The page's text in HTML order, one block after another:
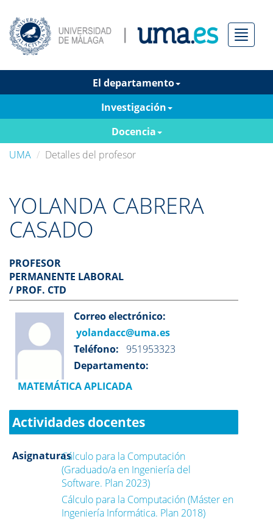
Menú
El departamento
Investigación
Docencia
UMA
Detalles del profesor
YOLANDA CABRERA
CASADO
PROFESOR
PERMANENTE LABORAL
/ PROF. CTD
Correo electrónico:
yolandacc@uma.es
Teléfono: 951953323
Departamento:
MATEMÁTICA APLICADA
Actividades docentes
AsignaturasCálculo para la Computación
(Graduado/a en Ingeniería del
Software. Plan 2023)
Cálculo para la Computación (Máster en
Ingeniería Informática. Plan 2018)